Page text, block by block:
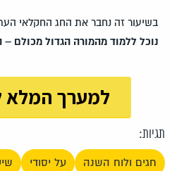
בשיעור זה נחבר את החג החקלאי
נוכל ללמוד מהמורה הגדול מכולם
למערך המלא
תגיות:
חגים ולוח השנה על יסודי